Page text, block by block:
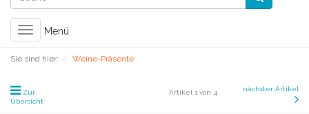
Toggle
navigation
Menü
Sie sind hier: Weine-Präsente
Zur
Übersicht
Artikel 1 von 4 nächster Artikel